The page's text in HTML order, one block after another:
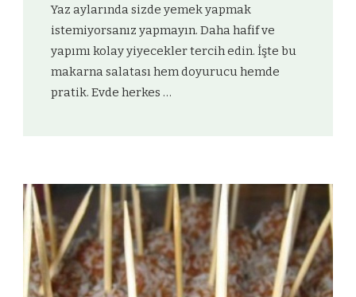
lezzetli bir içecek olsun isteyenler soğuk
çaya elini atıyor. Eee ne demişler çay …